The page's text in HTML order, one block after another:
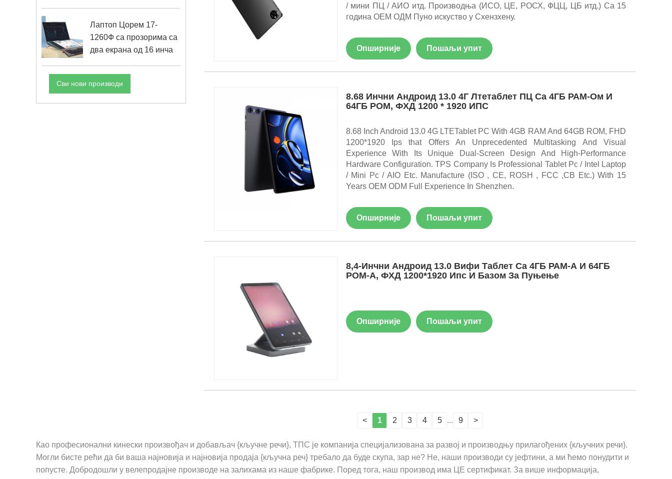
Лаптоп Цорем 17-
1260Ф са прозорима са
два екрана од 16 инча
Сви нови производи
/ мини ПЦ / АИО итд. Производња (ИСО, ЦЕ, РОСХ, ФЦЦ, ЦБ итд.) Са 15
година ОЕМ ОДМ Пуно искуство у Схензхену.
Опширније Пошаљи упит
8.68 Инчни Андроид 13.0 4Г Лтетаблет ПЦ Са 4ГБ РАМ-Ом И
64ГБ РОМ, ФХД 1200 * 1920 ИПС
8.68 Inch Android 13.0 4G LTETablet PC With 4GB RAM And 64GB ROM, FHD
1200*1920 Ips that Offers An Unprecedented Multitasking And Visual
Experience With Its Unique Dual-Screen Design And High-Performance
Hardware Configuration. TPS Company Is Professional Tablet Pc / Intel Laptop
/ Mini Pc / AIO Etc. Manufacture (ISO , CE, ROSH , FCC ,CB Etc.) With 15
Years OEM ODM Full Experience In Shenzhen.
Опширније Пошаљи упит
8,4-Инчни Андроид 13.0 Вифи Таблет Са 4ГБ РАМ-А И 64ГБ
РОМ-А, ФХД 1200*1920 Ипс И Базом За Пуњење
Опширније Пошаљи упит
< 1 2 3 4 5 ... 9 >
Као професионални кинески произвођач и добављач {кључне речи}, ТПС је компанија специјализована за развој и производњу прилагођених {кључних речи}.
Могли бисте рећи да би ваша најновија и најновија продаја {кључна реч} требало да буде скупа, зар не? Не, наши производи су јефтини, а ми ћемо понудити и
попусте. Добродошли у велепродајне производе на залихама из наше фабрике. Поред тога, наш производ има ЦЕ сертификат. За више информација,